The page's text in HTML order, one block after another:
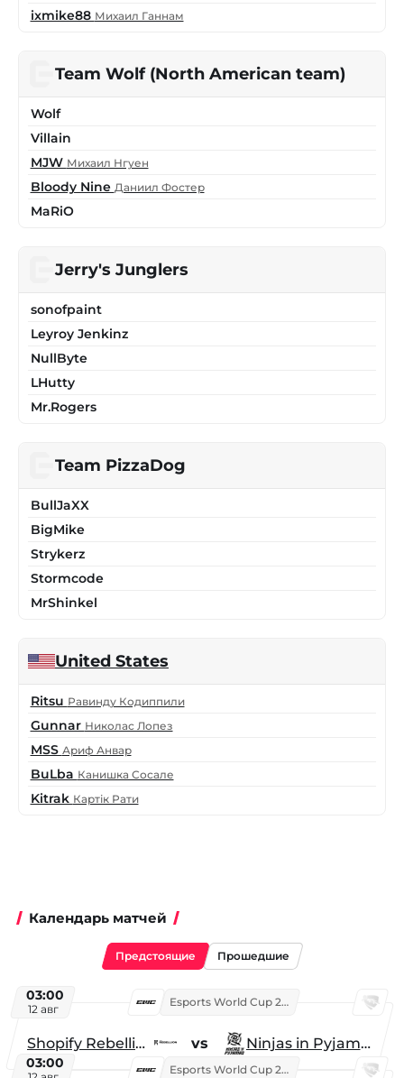
ixmike88 Михаил Ганнам
Team Wolf (North American team)
Wolf
Villain
MJW Михаил Нгуен
Bloody Nine Даниил Фостер
MaRiO
Jerry's Junglers
sonofpaint
Leyroy Jenkinz
NullByte
LHutty
Mr.Rogers
Team PizzaDog
BullJaXX
BigMike
Strykerz
Stormcode
MrShinkel
United States
Ritsu Равинду Кодиппили
Gunnar Николас Лопез
MSS Ариф Анвар
BuLba Канишка Сосале
Kitrak Картік Рати
Календарь матчей
Предстоящие Прошедшие
03:00
12 авг
Esports World Cup 2026
Shopify Rebellion vs Ninjas in Pyjamas
03:00 Esports World Cup 2026